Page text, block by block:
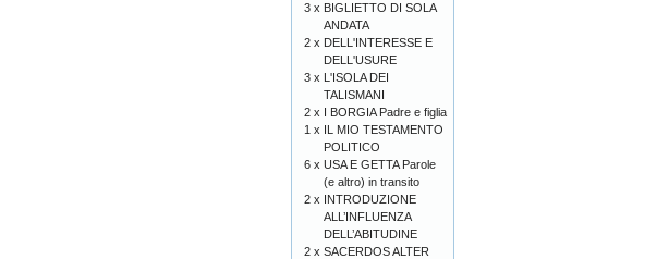
3 x BIGLIETTO DI SOLA
ANDATA
2 x DELL'INTERESSE E
DELL'USURE
3 x L'ISOLA DEI
TALISMANI
2 x I BORGIA Padre e figlia
1 x IL MIO TESTAMENTO
POLITICO
6 x USA E GETTA Parole
(e altro) in transito
2 x INTRODUZIONE
ALL’INFLUENZA
DELL’ABITUDINE
2 x SACERDOS ALTER